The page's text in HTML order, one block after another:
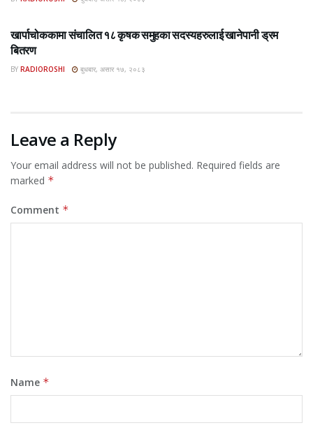
खार्पाचोककामा संचालित १८ कृषक समुहका सदस्यहरुलाई खानेपानी ड्रम
बितरण
BY RADIOROSHI बुधबार, असार १७, २०८३
Leave a Reply
Your email address will not be published. Required fields are
marked *
Comment *
Name *